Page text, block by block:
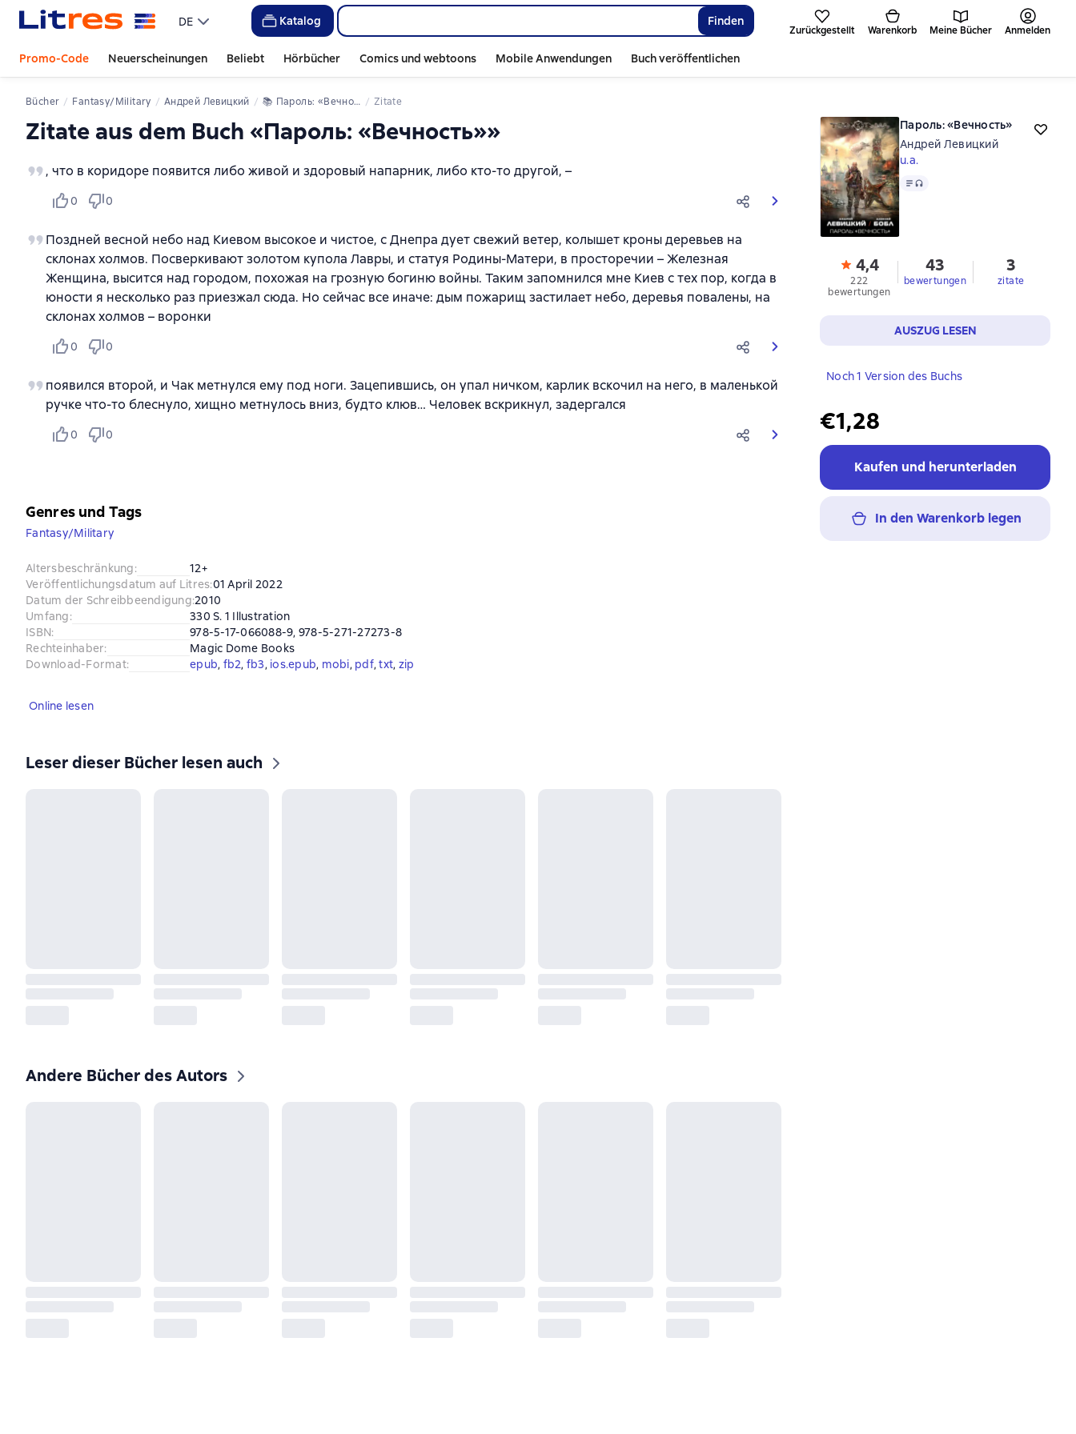
DE Katalog Finden
Zurückgestellt Warenkorb Meine Bücher Anmelden
Promo-Code Neuerscheinungen Beliebt Hörbücher Comics und webtoons Mobile Anwendungen Buch veröffentlichen
Bücher Fantasy/Military Андрей Левицкий 📚 Пароль: «Вечность» Zitate
Zitate aus dem Buch «Пароль: «Вечность»»
, что в коридоре появится либо живой и здоровый напарник, либо кто-то другой, –
0 0
Поздней весной небо над Киевом высокое и чистое, с Днепра дует свежий ветер, колышет кроны деревьев на
склонах холмов. Посверкивают золотом купола Лавры, и статуя Родины-Матери, в просторечии – Железная
Женщина, высится над городом, похожая на грозную богиню войны. Таким запомнился мне Киев с тех пор, когда в
юности я несколько раз приезжал сюда. Но сейчас все иначе: дым пожарищ застилает небо, деревья повалены, на
склонах холмов – воронки
0 0
появился второй, и Чак метнулся ему под ноги. Зацепившись, он упал ничком, карлик вскочил на него, в маленькой
ручке что-то блеснуло, хищно метнулось вниз, будто клюв… Человек вскрикнул, задергался
0 0
Пароль: «Вечность»
Андрей Левицкий
u.a.
Text, Audioformat verfügbar
4,4
222
bewertungen
43
bewertungen
3
zitate
AUSZUG LESEN
Noch 1 Version des Buchs
€1,28
Kaufen und herunterladen
In den Warenkorb legen
Genres und Tags
Fantasy/Military
Altersbeschränkung:
12+
Veröffentlichungsdatum auf Litres:01 April 2022
Datum der Schreibbeendigung:2010
Umfang:
330 S. 1 Illustration
ISBN:
978-5-17-066088-9, 978-5-271-27273-8
Rechteinhaber:
Magic Dome Books
Download-Format: epub, fb2, fb3, ios.epub, mobi, pdf, txt, zip
Online lesen
Leser dieser Bücher lesen auch
Andere Bücher des Autors